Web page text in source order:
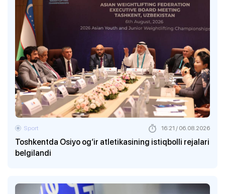
Toshkentda Osiyo og‘ir atletikasining istiqbolli rejalari
belgilandi
Sport 16:21 / 06.08.2026